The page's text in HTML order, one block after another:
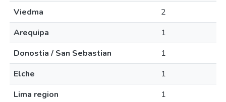
Viedma
2
Arequipa
1
Donostia / San Sebastian
1
Elche
1
Lima region
1